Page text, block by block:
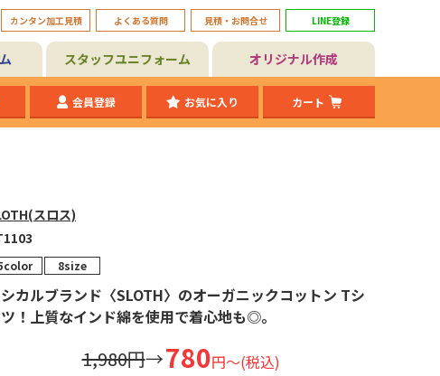
カンタン加工見積 よくある質問 見積・お問合せ LINE登録
スタッフユニフォーム オリジナル作成
会員登録 お気に入り カート
スロス)
8size
カルブランド〈SLOTH〉のオーガニックコットン Tシ
！上質なインド綿を使用で着心地も◎。
1,980円→780円～(税込)